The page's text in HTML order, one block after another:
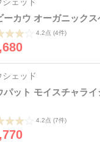
ーカウ オーガニック
4.2点 (4件)
シェッド
パット モイスチャラ
4.2点 (7件)